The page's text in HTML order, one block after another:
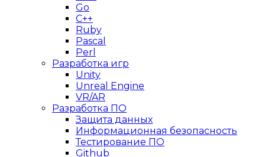
Go
C++
Ruby
Pascal
Perl
Разработка игр
Unity
Unreal Engine
VR/AR
Разработка ПО
Защита данных
Информационная безопасность
Тестирование ПО
Github